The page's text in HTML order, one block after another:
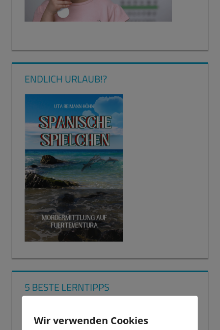
ENDLICH URLAUB!?
5 BESTE LERNTIPPS
Player
Wir verwenden Cookies